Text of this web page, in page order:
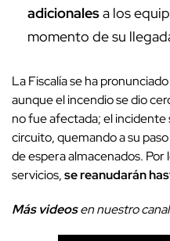
adicionalesa los
momento de su
La Fiscalía se ha
aunque el incendio se dio
no fue afectada; el incidente
circuito, quemando a su
de espera almacenados. Por
servicios,se reanudarán
Más videosen nuestro